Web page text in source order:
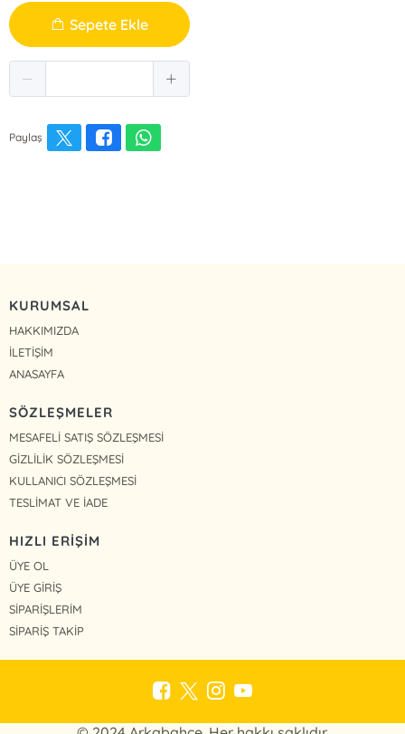
Sepete Ekle
Paylaş
KURUMSAL
HAKKIMIZDA
İLETİŞİM
ANASAYFA
SÖZLEŞMELER
MESAFELİ SATIŞ SÖZLEŞMESİ
GİZLİLİK SÖZLEŞMESİ
KULLANICI SÖZLEŞMESİ
TESLİMAT VE İADE
HIZLI ERİŞİM
ÜYE OL
ÜYE GİRİŞ
SİPARİŞLERİM
SİPARİŞ TAKİP